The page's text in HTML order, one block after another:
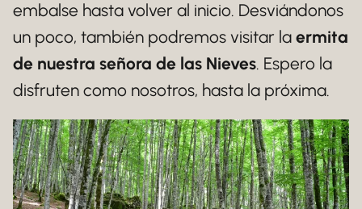
embalse hasta volver al inicio. Desviándonos
un poco, también podremos visitar la ermita
de nuestra señora de las Nieves. Espero la
disfruten como nosotros, hasta la próxima.